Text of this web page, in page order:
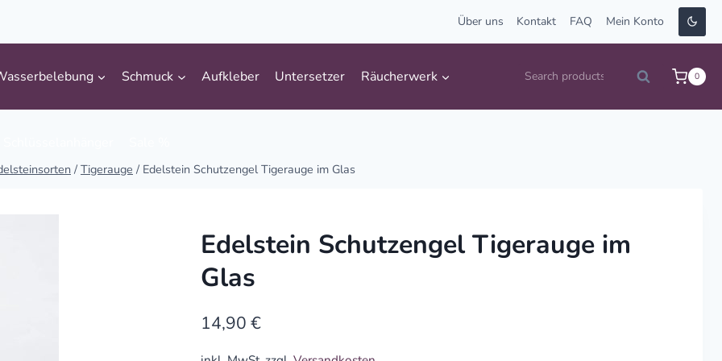
Über uns Kontakt FAQ Mein Konto
Schmuck Aufkleber Untersetzer Räucherwerk
Suche
Search 0
/ Tigerauge / Edelstein Schutzengel Tigerauge im Glas
Edelstein Schutzengel Tigerauge im
Glas
14,90 €